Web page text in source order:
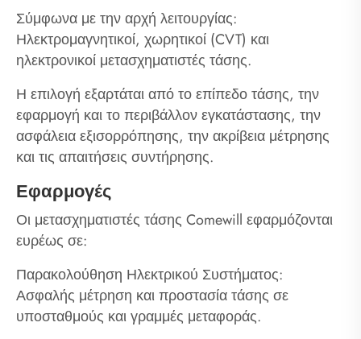
Σύμφωνα με την αρχή λειτουργίας:
Ηλεκτρομαγνητικοί, χωρητικοί (CVT) και
ηλεκτρονικοί μετασχηματιστές τάσης.
Η επιλογή εξαρτάται από το επίπεδο τάσης, την
εφαρμογή και το περιβάλλον εγκατάστασης, την
ασφάλεια εξισορρόπησης, την ακρίβεια μέτρησης
και τις απαιτήσεις συντήρησης.
Εφαρμογές
Οι μετασχηματιστές τάσης Comewill εφαρμόζονται
ευρέως σε:
Παρακολούθηση Ηλεκτρικού Συστήματος:
Ασφαλής μέτρηση και προστασία τάσης σε
υποσταθμούς και γραμμές μεταφοράς.